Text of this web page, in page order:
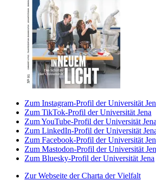
Zum Instagram-Profil der Universität
Zum TikTok-Profil der Universität Jena
Zum YouTube-Profil der Universität
Zum LinkedIn-Profil der Universität
Zum Facebook-Profil der Universität
Zum Mastodon-Profil der Universität
Zum Bluesky-Profil der Universität Jena
Zur Webseite der Charta der Vielfalt